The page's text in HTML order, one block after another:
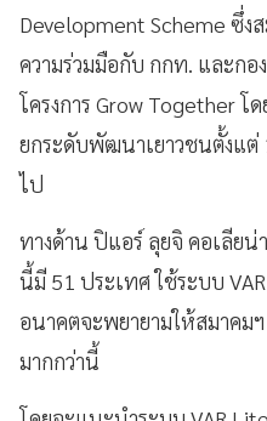
Development Scheme ซึ่ง
ความร่วมมือกับ กกท. และก
โครงการ Grow Together
ยกระดับพัฒนาเยาวชนตั้งแต่
ไป
ทางด้าน ปิแอร์ ลุยจิ คอเลีย
นี้มี 51 ประเทศ​ ใช้ระบบ
อนาคตจะพยายามให้สมาคม
มากกว่านี้